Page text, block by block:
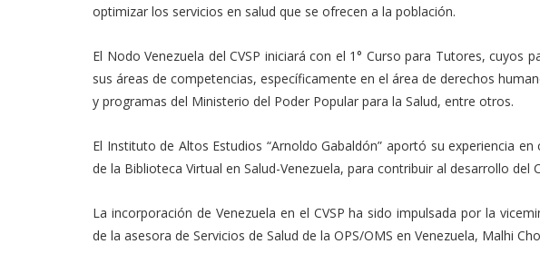
optimizar los servicios en salud que se ofrecen a la población.
El Nodo Venezuela del CVSP iniciará con el 1° Curso para Tutores,
sus áreas de competencias, específicamente en el área de derechos
y programas del Ministerio del Poder Popular para la Salud, entre otros.
El Instituto de Altos Estudios “Arnoldo Gabaldón” aportó su experiencia
de la Biblioteca Virtual en Salud-Venezuela, para contribuir al desarrollo del
La incorporación de Venezuela en el CVSP ha sido impulsada por la
de la asesora de Servicios de Salud de la OPS/OMS en Venezuela, Malhi